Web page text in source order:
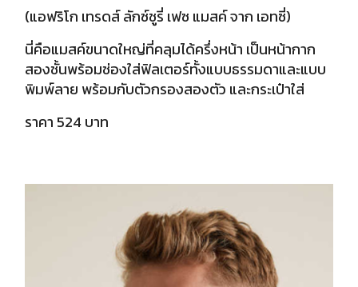
(แอฟริโก เทรดส์ ลักซ์ชูรี่ เฟซ แมสค์ จาก เอทซี่)
นี่คือแมสค์ขนาดใหญ่ที่คลุมได้ครึ่งหน้า เป็นหน้ากาก
สองชั้นพร้อมช่องใส่ฟิลเตอร์ทั้งแบบธรรมดาและแบบ
พิมพ์ลาย พร้อมกับตัวกรองสองตัว และกระเป๋าใส่
ราคา 524 บาท